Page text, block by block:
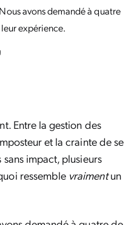
avons demandé à quatre
expérience.
Entre la gestion des
et la crainte de se
impact, plusieurs
ressemble vraimentun